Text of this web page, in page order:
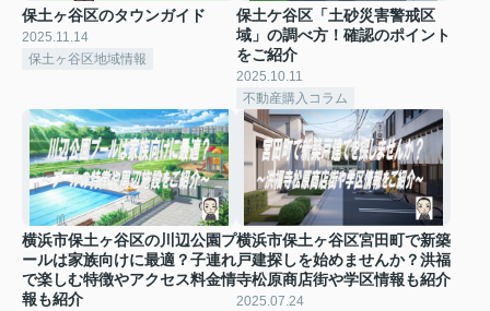
保土ヶ谷区のタウンガイド
2025.11.14
保土ヶ谷区地域情報
保土ケ谷区「土砂災害警戒区
域」の調べ方！確認のポイント
をご紹介
2025.10.11
不動産購入コラム
横浜市保土ヶ谷区の川辺公園プ
ールは家族向けに最適？子連れ
で楽しむ特徴やアクセス料金情
報も紹介
横浜市保土ヶ谷区宮田町で新築
戸建探しを始めませんか？洪福
寺松原商店街や学区情報も紹介
2025.07.24